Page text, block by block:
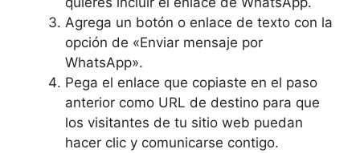
Agrega un botón o enlace de texto con la
opción de «Enviar mensaje por
WhatsApp».
Pega el enlace que copiaste en el paso
anterior como URL de destino para que
los visitantes de tu sitio web puedan
hacer clic y comunicarse contigo.